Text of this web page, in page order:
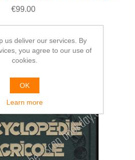
€99.00
us deliver our services. By
you agree to our use of
cookies.
OK
Learn more